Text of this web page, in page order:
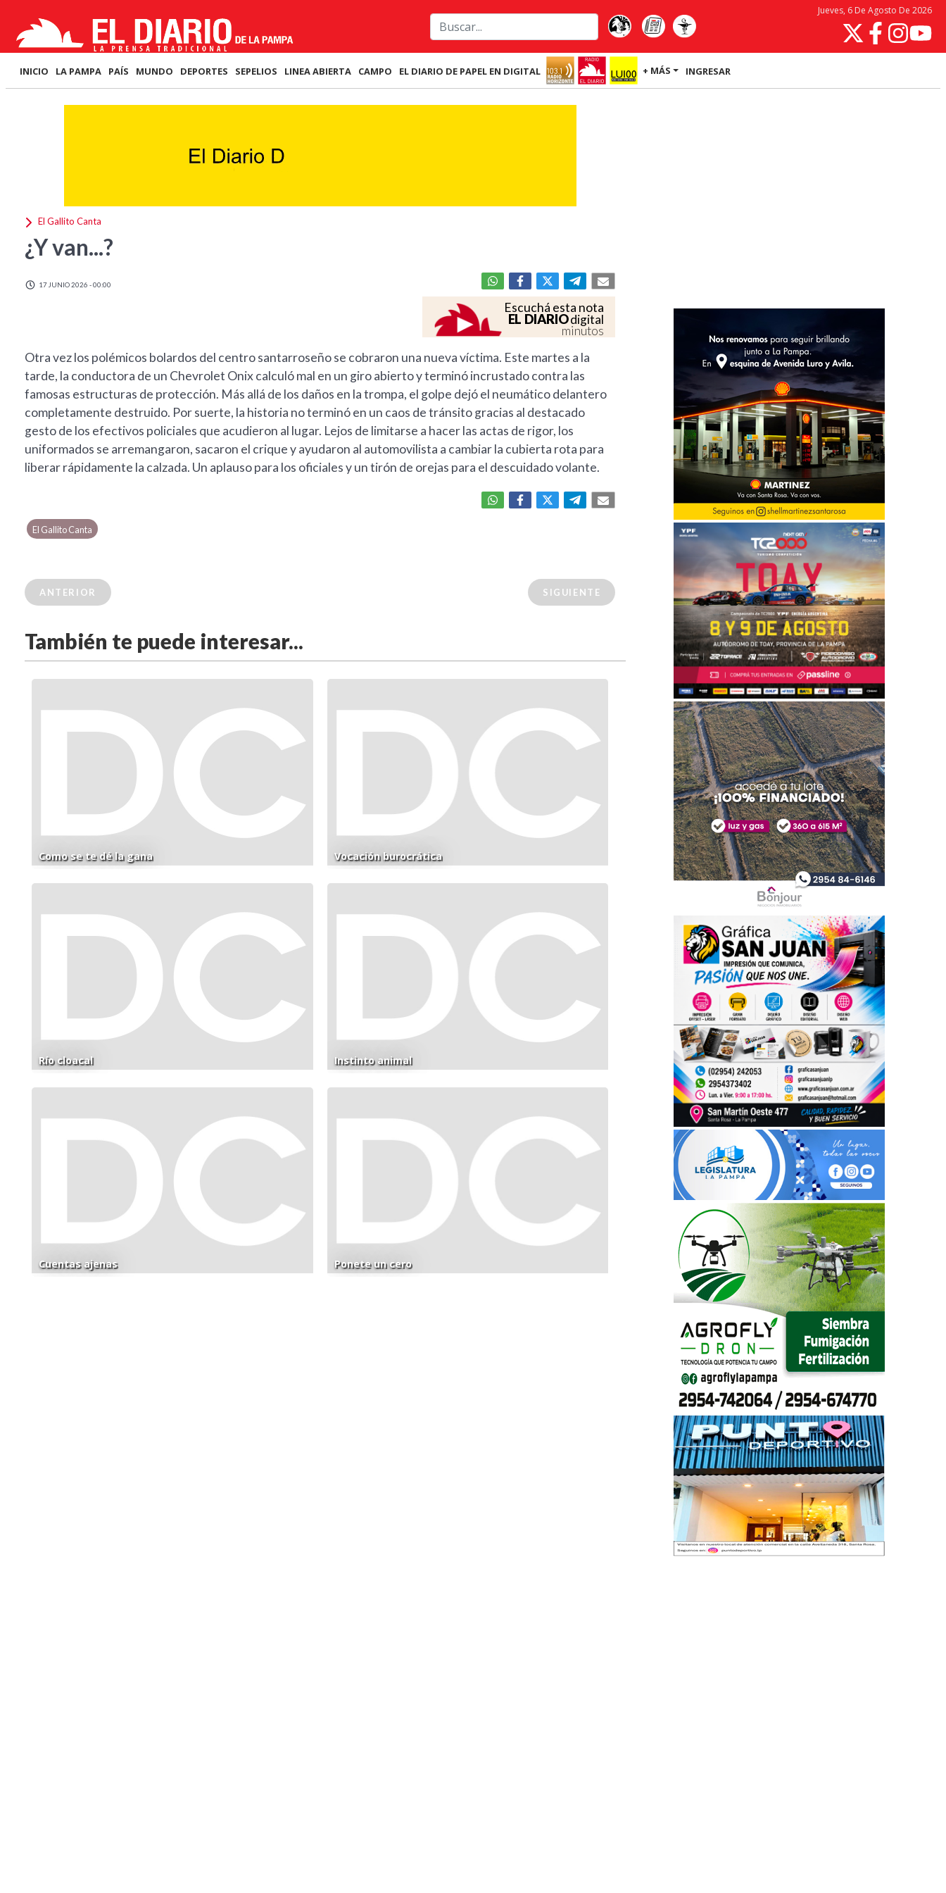
Jueves, 6 De Agosto De 2026
INICIO LA PAMPA PAÍS MUNDO DEPORTES SEPELIOS LINEA ABIERTA CAMPO EL DIARIO DE PAPEL EN DIGITAL + MÁS INGRESAR
El Gallito Canta
¿Y van...?
17 JUNIO 2026 - 00:00
Escuchá esta nota
EL DIARIOdigital
minutos
Otra vez los polémicos bolardos del centro santarroseño se cobraron una nueva víctima. Este martes a la
tarde, la conductora de un Chevrolet Onix calculó mal en un giro abierto y terminó incrustado contra las
famosas estructuras de protección. Más allá de los daños en la trompa, el golpe dejó el neumático delantero
completamente destruido. Por suerte, la historia no terminó en un caos de tránsito gracias al destacado
gesto de los efectivos policiales que acudieron al lugar. Lejos de limitarse a hacer las actas de rigor, los
uniformados se arremangaron, sacaron el crique y ayudaron al automovilista a cambiar la cubierta rota para
liberar rápidamente la calzada. Un aplauso para los oficiales y un tirón de orejas para el descuidado volante.
El Gallito Canta
ANTERIOR SIGUIENTE
También te puede interesar...
Como se te dé la gana Vocación burocrática
Río cloacal Instinto animal
Cuentas ajenas Ponete un cero